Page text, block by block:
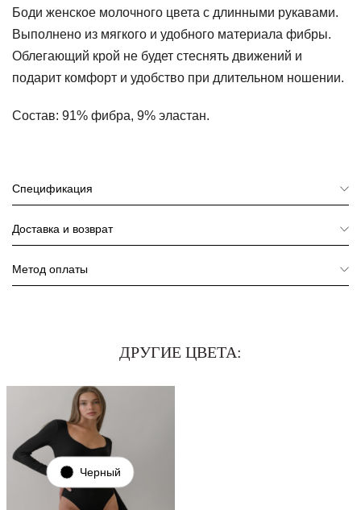
Туники и
комбинезоны
Шорты
Боди женское молочного цвета с длинными рукавами.
Выполнено из мягкого и удобного материала фибры.
Облегающий крой не будет стеснять движений и
подарит комфорт и удобство при длительном ношении.
Состав: 91% фибра, 9% эластан.
Спецификация
Доставка и возврат
Метод оплаты
ДРУГИЕ ЦВЕТА:
Черный